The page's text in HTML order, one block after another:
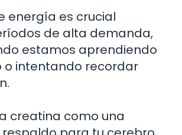
energía es crucial
de alta demanda,
estamos aprendiendo
o intentando recordar
creatina como una